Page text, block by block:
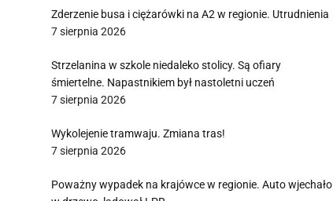
Zderzenie busa i ciężarówki na A2 w regionie. Utrudnienia
7 sierpnia 2026
Strzelanina w szkole niedaleko stolicy. Są ofiary
śmiertelne. Napastnikiem był nastoletni uczeń
7 sierpnia 2026
Wykolejenie tramwaju. Zmiana tras!
7 sierpnia 2026
Poważny wypadek na krajówce w regionie. Auto wjechało